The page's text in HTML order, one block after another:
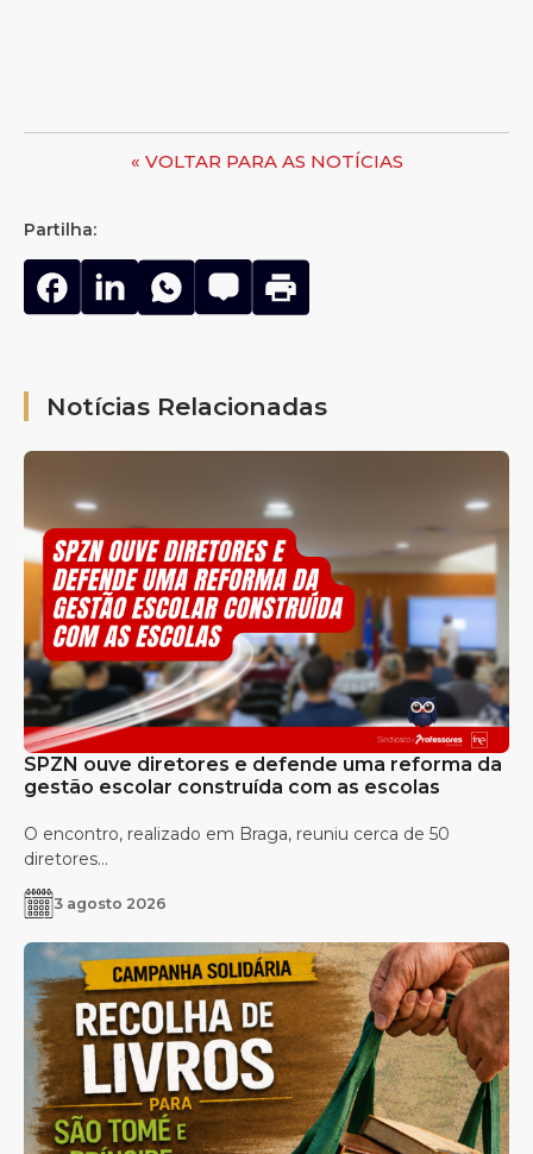
« VOLTAR PARA AS NOTÍCIAS
Partilha:
Notícias Relacionadas
SPZN ouve diretores e defende uma reforma da
gestão escolar construída com as escolas
O encontro, realizado em Braga, reuniu cerca de 50
diretores...
3 agosto 2026